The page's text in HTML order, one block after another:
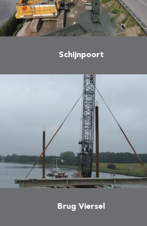
Meer
Schijnpoort
Uitvoeren van diepwanden met
een dikte van 1,20 meter en een
diepte van ca. 41 meter, over een
lengte van ca. 300 meter
Meer
Brug Viersel